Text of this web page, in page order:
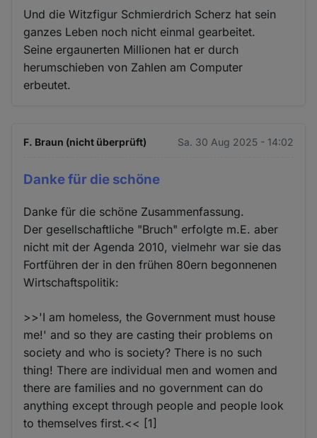
Und die Witzfigur Schmierdrich Scherz hat sein
ganzes Leben noch nicht einmal gearbeitet.
Seine ergaunerten Millionen hat er durch
herumschieben von Zahlen am Computer
erbeutet.
F. Braun (nicht überprüft) Sa. 30 Aug 2025 - 14:02
Danke für die schöne
Danke für die schöne Zusammenfassung.
Der gesellschaftliche "Bruch" erfolgte m.E. aber
nicht mit der Agenda 2010, vielmehr war sie das
Fortführen der in den frühen 80ern begonnenen
Wirtschaftspolitik:
>>'I am homeless, the Government must house
me!' and so they are casting their problems on
society and who is society? There is no such
thing! There are individual men and women and
there are families and no government can do
anything except through people and people look
to themselves first.<< [1]